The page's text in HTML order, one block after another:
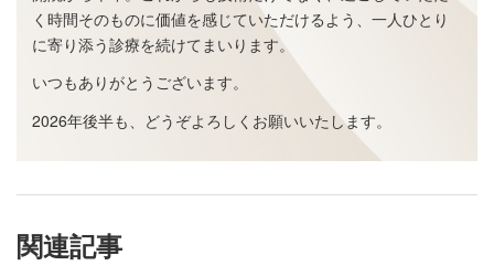
く時間そのものに価値を感じていただけるよう、一人ひとり
に寄り添う診療を続けてまいります。
いつもありがとうございます。
2026年後半も、どうぞよろしくお願いいたします。
関連記事